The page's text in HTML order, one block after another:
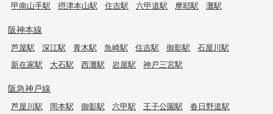
甲南山手駅 摂津本山駅 住吉駅 六甲道駅 摩耶駅 灘駅
阪神本線
芦屋駅 深江駅 青木駅 魚崎駅 住吉駅 御影駅
石屋川駅
新在家駅
大石駅 西灘駅 岩屋駅 神戸三宮駅
阪急神戸線
芦屋川駅 岡本駅 御影駅 六甲駅 王子公園駅 春日野道駅